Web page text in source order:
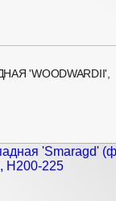
'WOODWARDII',